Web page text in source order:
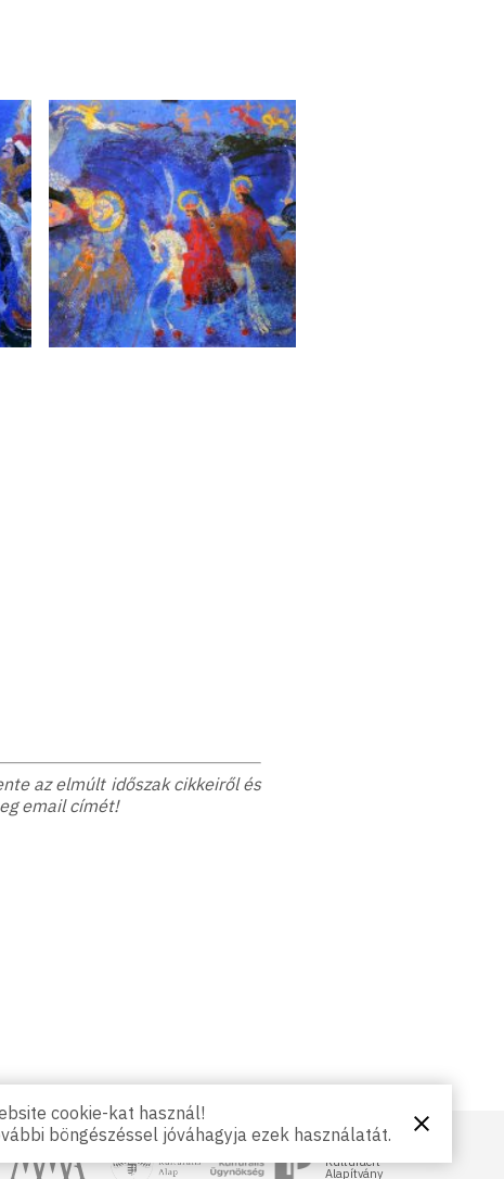
az elmúlt időszak cikkeiről és
email címét!
NKA
Kultúráért
Alapítvány
cookie-kat használ!
böngészéssel jóváhagyja ezek használatát.
Bezárás